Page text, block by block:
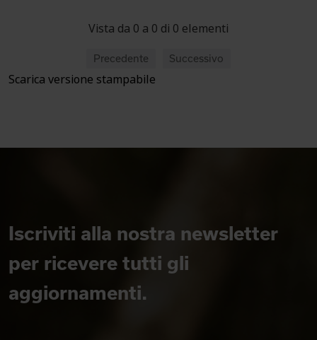
Vista da 0 a 0 di 0 elementi
Precedente Successivo
Scarica versione stampabile
Iscriviti alla nostra newsletter
per ricevere tutti gli
aggiornamenti.